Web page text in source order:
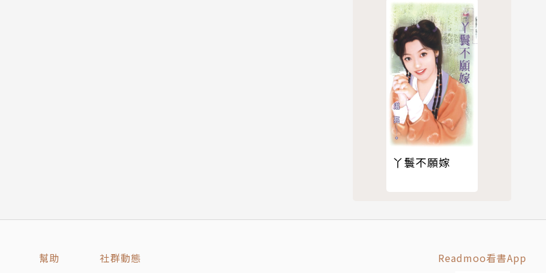
丫鬟不願嫁
幫助 社群動態 Readmoo看書App